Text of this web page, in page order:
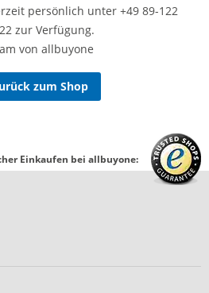
persönlich unter +49 89-122
zur Verfügung.
von allbuyone
zum Shop
Einkaufen bei allbuyone: